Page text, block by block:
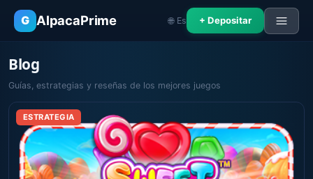
G AlpacaPrime 🌐 Es + Depositar
Blog
Guías, estrategias y reseñas de los mejores juegos
ESTRATEGIA